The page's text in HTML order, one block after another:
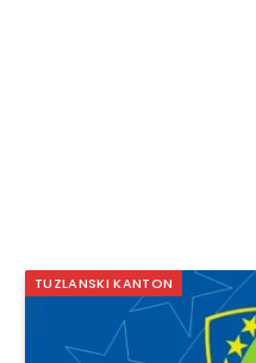
TUZLANSKI KANTON